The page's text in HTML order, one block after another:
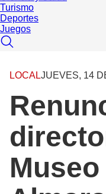
Turismo
Deportes
Juegos
LOCALJUEVES, 14